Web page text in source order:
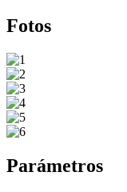
Fotos
Parámetros